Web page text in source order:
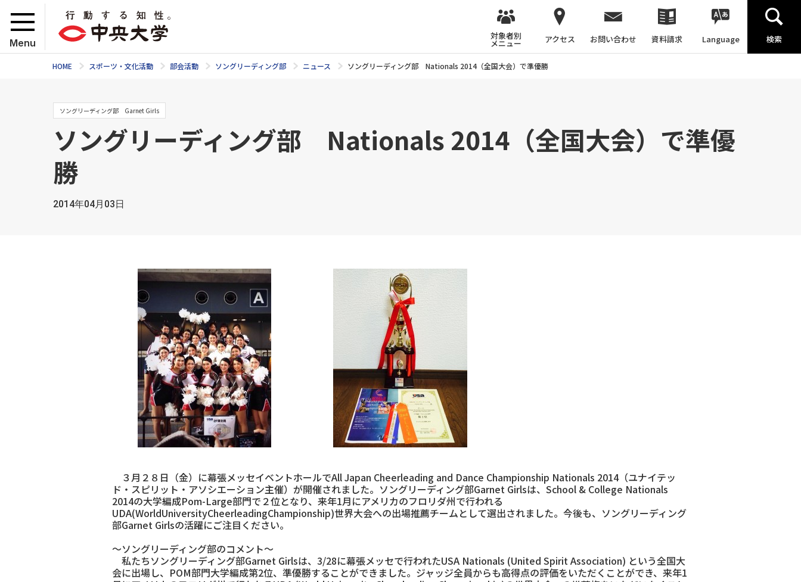
Menu
対象者別
メニュー アクセス お問い合わせ 資料請求 Language 検索
HOME スポーツ・文化活動 部会活動 ソングリーディング部 ニュース ソングリーディング部 Nationals 2014（全国大会）で準優勝
ソングリーディング部 Garnet Girls
ソングリーディング部 Nationals 2014（全国大会）で準優
勝
2014年04月03日
３月２８日（金）に幕張メッセイベントホールでAll Japan Cheerleading and Dance Championship Nationals 2014（ユナイテッ
ド・スピリット・アソシエーション主催）が開催されました。ソングリーディング部Garnet Girlsは、School & College Nationals
2014の大学編成Pom-Large部門で２位となり、来年1月にアメリカのフロリダ州で行われる
UDA(WorldUniversityCheerleadingChampionship)世界大会への出場推薦チームとして選出されました。今後も、ソングリーディング
部Garnet Girlsの活躍にご注目ください。
～ソングリーディング部のコメント～
私たちソングリーディング部Garnet Girlsは、3/28に幕張メッセで行われたUSA Nationals (United Spirit Association) という全国大
会に出場し、POM部門大学編成第2位、準優勝することができました。ジャッジ全員からも高得点の評価をいただくことができ、来年1